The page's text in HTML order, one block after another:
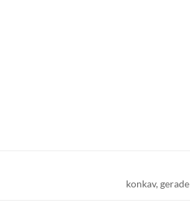
konkav, gerade